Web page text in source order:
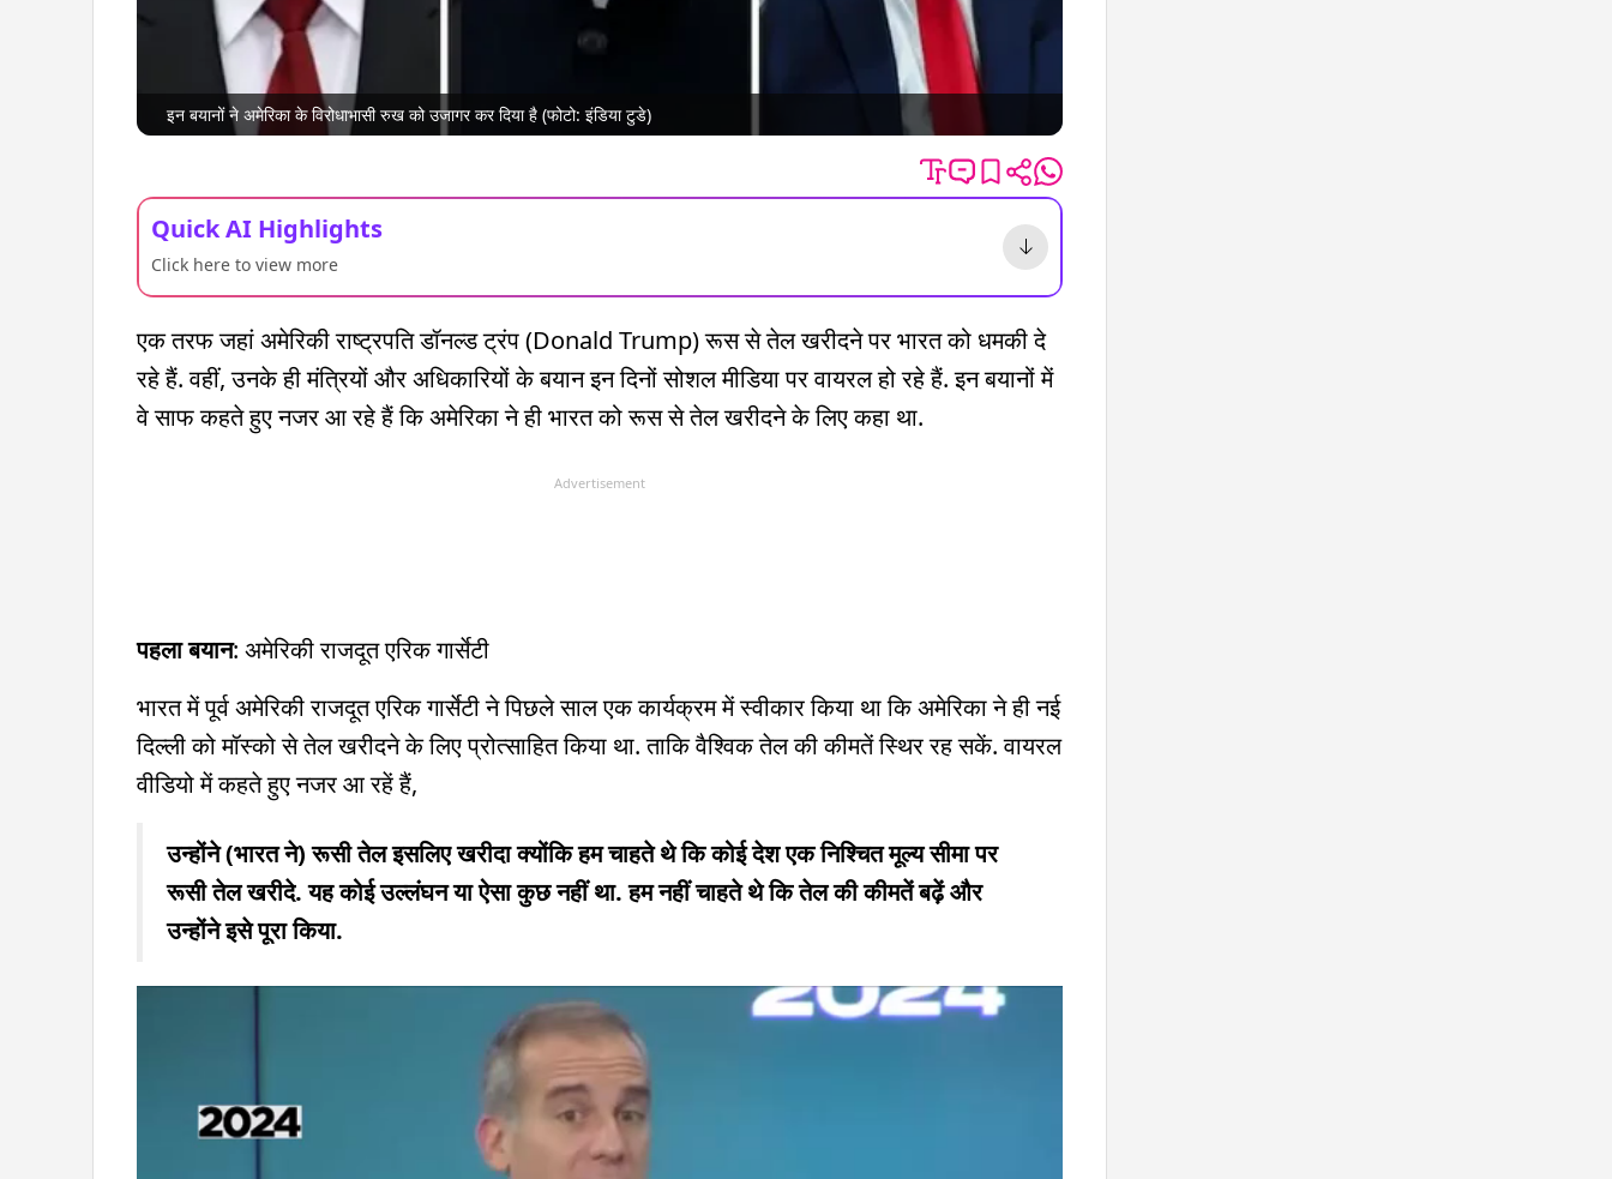
इन बयानों ने अमेरिका के विरोधाभासी रुख को उजागर कर दिया है (फोटो: इंडिया टुडे)
Quick AI Highlights
Click here to view more
एक तरफ जहां अमेरिकी राष्ट्रपति डॉनल्ड ट्रंप (Donald Trump) रूस से तेल खरीदने पर भारत को धमकी दे
रहे हैं. वहीं, उनके ही मंत्रियों और अधिकारियों के बयान इन दिनों सोशल मीडिया पर वायरल हो रहे हैं. इन बयानों में
वे साफ कहते हुए नजर आ रहे हैं कि अमेरिका ने ही भारत को रूस से तेल खरीदने के लिए कहा था.
Advertisement
पहला बयान: अमेरिकी राजदूत एरिक गार्सेटी
भारत में पूर्व अमेरिकी राजदूत एरिक गार्सेटी ने पिछले साल एक कार्यक्रम में स्वीकार किया था कि अमेरिका ने ही नई
दिल्ली को मॉस्को से तेल खरीदने के लिए प्रोत्साहित किया था. ताकि वैश्विक तेल की कीमतें स्थिर रह सकें. वायरल
वीडियो में कहते हुए नजर आ रहें हैं,
उन्होंने (भारत ने) रूसी तेल इसलिए खरीदा क्योंकि हम चाहते थे कि कोई देश एक निश्चित मूल्य सीमा पर
रूसी तेल खरीदे. यह कोई उल्लंघन या ऐसा कुछ नहीं था. हम नहीं चाहते थे कि तेल की कीमतें बढ़ें और
उन्होंने इसे पूरा किया.